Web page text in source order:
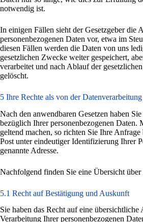
notwendig ist.
In einigen Fällen sieht der Gesetzgeber die
personenbezogenen Daten vor, etwa im
diesen Fällen werden die Daten von uns
gesetzlichen Zwecke weiter gespeichert,
verarbeitet und nach Ablauf der
gelöscht.
5 Ihre Rechte als von der
Nach den anwendbaren Gesetzen haben
bezüglich Ihrer personenbezogenen Daten.
geltend machen, so richten Sie Ihre
Post unter eindeutiger Identifizierung Ihrer
genannte Adresse.
Nachfolgend finden Sie eine Übersicht über
5.1 Recht auf Bestätigung und Auskunft
Sie haben das Recht auf eine
Verarbeitung Ihrer personenbezogenen